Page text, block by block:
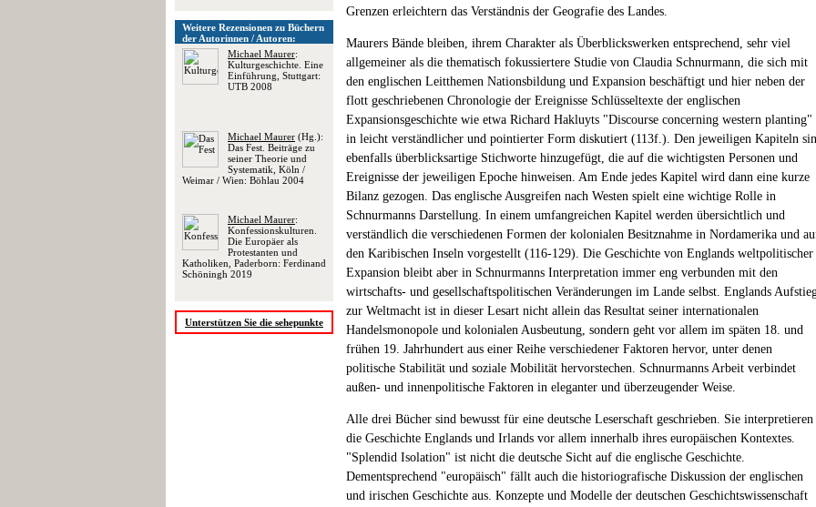
Weitere Rezensionen zu Büchern
der Autorinnen / Autoren:
Michael Maurer:
Kulturgeschichte. Eine
Einführung, Stuttgart:
UTB 2008
Michael Maurer (Hg.):
Das Fest. Beiträge zu
seiner Theorie und
Systematik, Köln /
Weimar / Wien: Böhlau 2004
Michael Maurer:
Konfessionskulturen.
Die Europäer als
Protestanten und
Katholiken, Paderborn: Ferdinand
Schöningh 2019
Unterstützen Sie die sehepunkte
Grenzen erleichtern das Verständnis der Geografie des Landes.
Maurers Bände bleiben, ihrem Charakter als Überblickswerken entsprechend, sehr viel
allgemeiner als die thematisch fokussiertere Studie von Claudia Schnurmann, die sich mit
den englischen Leitthemen Nationsbildung und Expansion beschäftigt und hier neben der
flott geschriebenen Chronologie der Ereignisse Schlüsseltexte der englischen
Expansionsgeschichte wie etwa Richard Hakluyts "Discourse concerning western planting"
in leicht verständlicher und pointierter Form diskutiert (113f.). Den jeweiligen Kapiteln
ebenfalls überblicksartige Stichworte hinzugefügt, die auf die wichtigsten Personen und
Ereignisse der jeweiligen Epoche hinweisen. Am Ende jedes Kapitel wird dann eine kurze
Bilanz gezogen. Das englische Ausgreifen nach Westen spielt eine wichtige Rolle in
Schnurmanns Darstellung. In einem umfangreichen Kapitel werden übersichtlich und
verständlich die verschiedenen Formen der kolonialen Besitznahme in Nordamerika und
den Karibischen Inseln vorgestellt (116-129). Die Geschichte von Englands weltpolitischer
Expansion bleibt aber in Schnurmanns Interpretation immer eng verbunden mit den
wirtschafts- und gesellschaftspolitischen Veränderungen im Lande selbst. Englands
zur Weltmacht ist in dieser Lesart nicht allein das Resultat seiner internationalen
Handelsmonopole und kolonialen Ausbeutung, sondern geht vor allem im späten 18. und
frühen 19. Jahrhundert aus einer Reihe verschiedener Faktoren hervor, unter denen
politische Stabilität und soziale Mobilität hervorstechen. Schnurmanns Arbeit verbindet
außen- und innenpolitische Faktoren in eleganter und überzeugender Weise.
Alle drei Bücher sind bewusst für eine deutsche Leserschaft geschrieben. Sie interpretieren
die Geschichte Englands und Irlands vor allem innerhalb ihres europäischen Kontextes.
"Splendid Isolation" ist nicht die deutsche Sicht auf die englische Geschichte.
Dementsprechend "europäisch" fällt auch die historiografische Diskussion der englischen
und irischen Geschichte aus. Konzepte und Modelle der deutschen Geschichtswissenschaft